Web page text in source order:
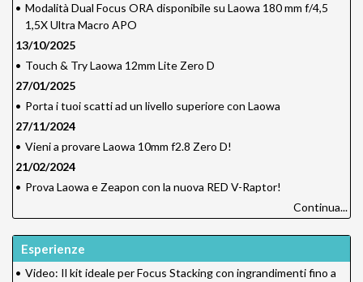
• Modalità Dual Focus ORA disponibile su Laowa 180 mm f/4,5
1,5X Ultra Macro APO
13/10/2025
• Touch & Try Laowa 12mm Lite Zero D
27/01/2025
• Porta i tuoi scatti ad un livello superiore con Laowa
27/11/2024
• Vieni a provare Laowa 10mm f2.8 Zero D!
21/02/2024
• Prova Laowa e Zeapon con la nuova RED V-Raptor!
Continua...
Esperienze
• Video: Il kit ideale per Focus Stacking con ingrandimenti fino a